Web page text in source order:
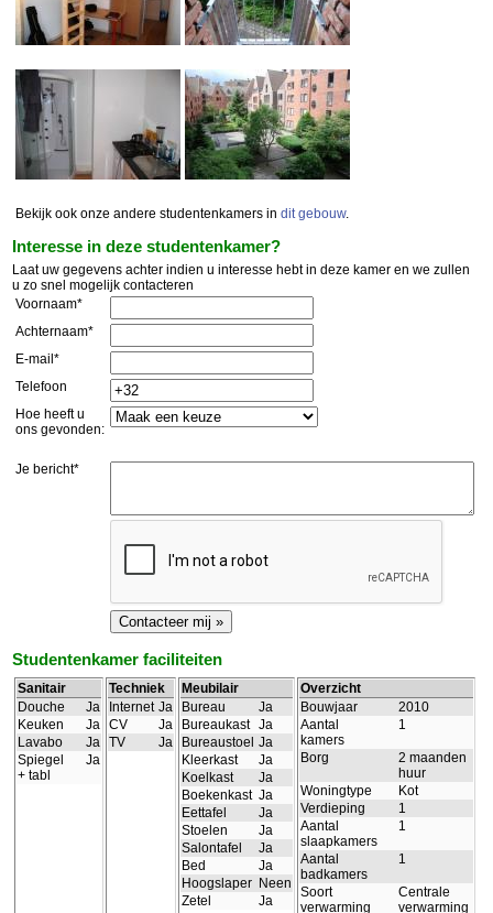
Bekijk ook onze andere studentenkamers in dit gebouw.
Interesse in deze studentenkamer?
Laat uw gegevens achter indien u interesse hebt in deze kamer en we zullen
u zo snel mogelijk contacteren
Voornaam*
Achternaam*
E-mail*
Telefoon
Hoe heeft u
ons gevonden:
Je bericht*
Studentenkamer faciliteiten
Sanitair
Douche
Ja
Keuken
Ja
Lavabo
Ja
Spiegel
+ tabl
Ja
Techniek
Internet Ja
CV
Ja
TV
Ja
Meubilair
Bureau
Ja
Bureaukast Ja
Bureaustoel Ja
Kleerkast
Ja
Koelkast
Ja
Boekenkast Ja
Eettafel
Ja
Stoelen
Ja
Salontafel
Ja
Bed
Ja
Hoogslaper Neen
Zetel
Ja
Overzicht
Bouwjaar
2010
Aantal
kamers
1
Borg
2 maanden
huur
Woningtype
Kot
Verdieping
1
Aantal
slaapkamers
1
Aantal
badkamers
1
Soort
verwarming
Centrale
verwarming